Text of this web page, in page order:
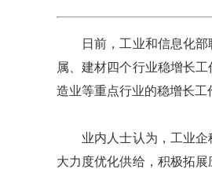
日前，工业和信息化部联
属、建材四个行业稳增长
造业等重点行业的稳增长工
业内人士认为，工业企稳
大力度优化供给，积极拓